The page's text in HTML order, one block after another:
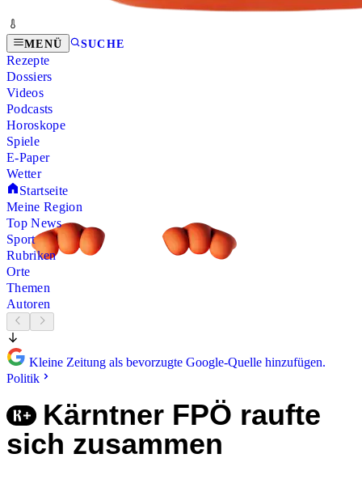
MENÜ SUCHE
Rezepte
Dossiers
Videos
Podcasts
Horoskope
Spiele
E-Paper
Wetter
Startseite
Meine Region
Top News
Sport
Rubriken
Orte
Themen
Autoren
Kleine Zeitung als bevorzugte Google-Quelle hinzufügen.
Politik
Kärntner FPÖ raufte
sich zusammen